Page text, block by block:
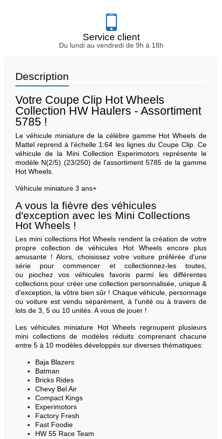
Service client
Du lundi au vendredi de 9h à 18h
Description
Votre Coupe Clip Hot Wheels
Collection HW Haulers - Assortiment
5785 !
Le véhicule miniature de la célèbre gamme Hot Wheels de
Mattel reprend à l'échelle 1:64 les lignes du Coupe Clip. Ce
véhicule de la Mini Collection Experimotors représente le
modèle N(2/5) (23/250) de l'assortiment 5785 de la gamme
Hot Wheels.
Véhicule miniature 3 ans+
A vous la fièvre des véhicules
d'exception avec les Mini Collections
Hot Wheels !
Les mini collections Hot Wheels rendent la création de votre
propre collection de véhicules Hot Wheels encore plus
amusante ! Alors, choisissez votre voiture préférée d'une
série pour commencer et collectionnez-les toutes,
ou piochez vos véhicules favoris parmi les différentes
collections pour créer une collection personnalisée, unique &
d'exception, la vôtre bien sûr ! Chaque véhicule, personnage
ou voiture est vendu séparément, à l'unité ou à travers de
lots de 3, 5 ou 10 unités. A vous de jouer !
Les véhicules miniature Hot Wheels regroupent plusieurs
mini collections de modèles réduits comprenant chacune
entre 5 à 10 modèles développés sur diverses thématiques:
Baja Blazers
Batman
Bricks Rides
Chevy Bel Air
Compact Kings
Experimotors
Factory Fresh
Fast Foodie
HW 55 Race Team